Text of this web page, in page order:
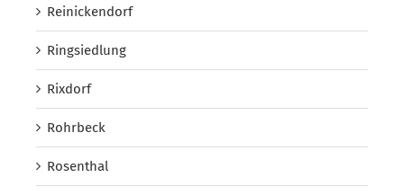
Reinickendorf
Ringsiedlung
Rixdorf
Rohrbeck
Rosenthal